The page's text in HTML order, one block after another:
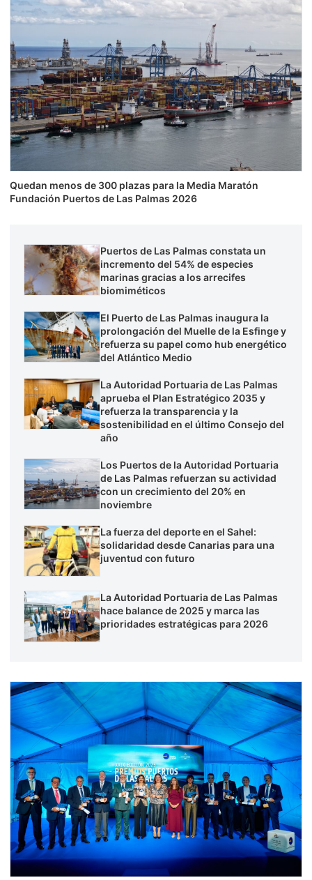
Quedan menos de 300 plazas para la Media Maratón
Fundación Puertos de Las Palmas 2026
Puertos de Las Palmas constata un
incremento del 54% de especies
marinas gracias a los arrecifes
biomiméticos
El Puerto de Las Palmas inaugura la
prolongación del Muelle de la Esfinge y
refuerza su papel como hub energético
del Atlántico Medio
La Autoridad Portuaria de Las Palmas
aprueba el Plan Estratégico 2035 y
refuerza la transparencia y la
sostenibilidad en el último Consejo del
año
Los Puertos de la Autoridad Portuaria
de Las Palmas refuerzan su actividad
con un crecimiento del 20% en
noviembre
La fuerza del deporte en el Sahel:
solidaridad desde Canarias para una
juventud con futuro
La Autoridad Portuaria de Las Palmas
hace balance de 2025 y marca las
prioridades estratégicas para 2026